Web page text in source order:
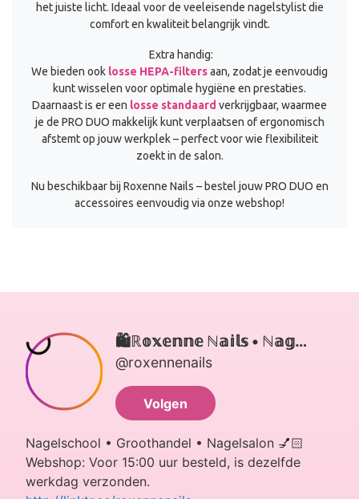
het juiste licht. Ideaal voor de veeleisende nagelstylist die
comfort en kwaliteit belangrijk vindt.
Extra handig:
We bieden ook losse HEPA-filtersaan, zodat je eenvoudig
kunt wisselen voor optimale hygiëne en prestaties.
Daarnaast is er een losse standaard verkrijgbaar, waarmee
je de PRO DUO makkelijk kunt verplaatsen of ergonomisch
afstemt op jouw werkplek – perfect voor wie flexibiliteit
zoekt in de salon.
Nu beschikbaar bij Roxenne Nails – bestel jouw PRO DUO en
accessoires eenvoudig via onze webshop!